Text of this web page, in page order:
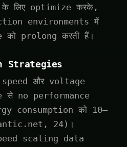
के लिए optimize करके,
environments में
को prolong करती हैं।
Strategies
speed और voltage
no performance
consumption को 10–
24)।
scaling data